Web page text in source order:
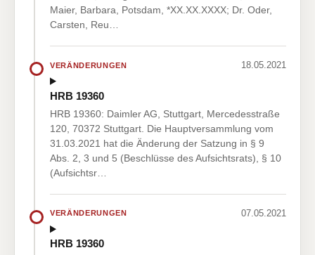
Maier, Barbara, Potsdam, *XX.XX.XXXX; Dr. Oder,
Carsten, Reu…
VERÄNDERUNGEN 18.05.2021
HRB 19360
HRB 19360: Daimler AG, Stuttgart, Mercedesstraße
120, 70372 Stuttgart. Die Hauptversammlung vom
31.03.2021 hat die Änderung der Satzung in § 9
Abs. 2, 3 und 5 (Beschlüsse des Aufsichtsrats), § 10
(Aufsichtsr…
VERÄNDERUNGEN 07.05.2021
HRB 19360